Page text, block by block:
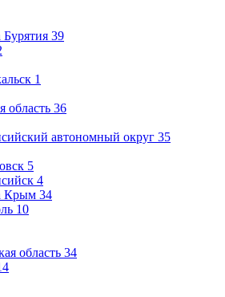
Бурятия 39
1
область 36
автономный округ 35
5
4
Крым 34
10
область 34